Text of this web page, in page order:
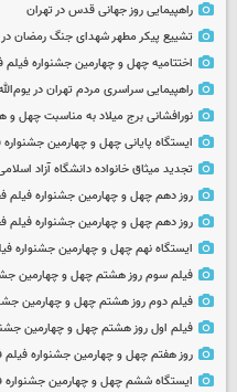
راهپیمایی روز جهانی قدس در تهران
تشییع پیکر مطهر شهدای جنگ رمضان در
اختتامیه چهل و چهارمین جشنواره فیلم
راهپیمایی سراسری مردم تهران در یوم‌الله ۲۲
نورافشانی برج میلاد به مناسبت چهل‌ و
ایستگاه پایانی چهل و چهارمین
تجدید میثاق خانواده دانشگاه آزاد
روز دهم چهل و چهارمین جشنواره فیلم
روز دهم چهل و چهارمین جشنواره فیلم
ایستگاه نهم چهل و چهارمین جشنواره
فیلم سوم روز هشتم چهل و چهارمین
فیلم دوم روز هشتم چهل و چهارمین
فیلم اول روز هشتم چهل و چهارمین
روز هفتم چهل و چهارمین جشنواره فیلم
ایستگاه ششم چهل و چهارمین جشنواره